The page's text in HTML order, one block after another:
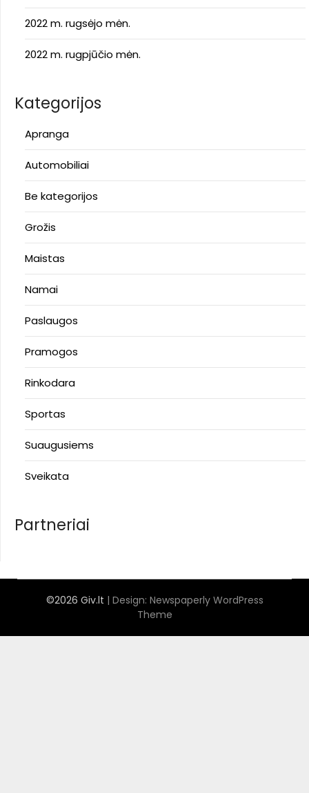
2022 m. rugsėjo mėn.
2022 m. rugpjūčio mėn.
Kategorijos
Apranga
Automobiliai
Be kategorijos
Grožis
Maistas
Namai
Paslaugos
Pramogos
Rinkodara
Sportas
Suaugusiems
Sveikata
Partneriai
©2026 Giv.lt | Design: Newspaperly WordPress
Theme